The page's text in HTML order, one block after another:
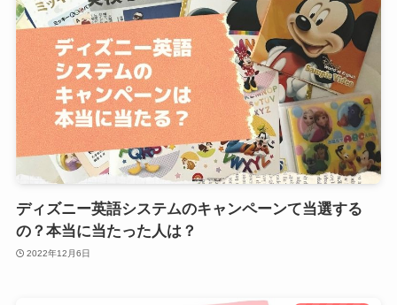
ディズニー英語システムのキャンペーンて当選する
の？本当に当たった人は？
2022年12月6日